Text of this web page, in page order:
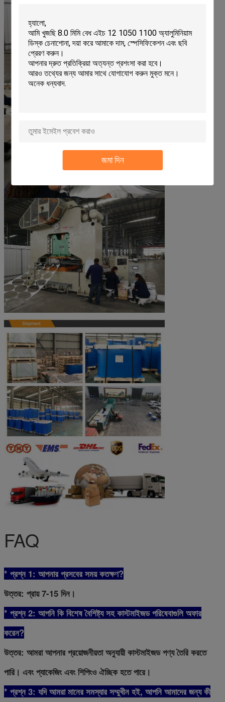
জমা দিন
FAQ
* প্রশ্ন 1: আপনার প্রসবের সময় কতক্ষণ?
উত্তর: প্রায় 7-15 দিন।
* প্রশ্ন 2: আপনি কি বিশেষ বৈশিষ্ট্য সহ কাস্টমাইজড পরিষেবাগুলি অফার
করেন?
উত্তর: আমরা আপনার প্রয়োজনীয়তা অনুযায়ী কাস্টমাইজড পণ্য তৈরি করতে
পারি। এবং প্যাকেজিং এবং শিপিংও ঐচ্ছিক হতে পারে।
* প্রশ্ন 3: যদি আমরা মানের সমস্যার সম্মুখীন হই, আপনি আমাদের জন্য কী